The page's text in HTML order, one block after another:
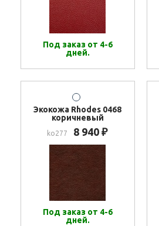
Под заказ от 4-6
дней.
Экокожа Rhodes 0468
коричневый
ko277 8 940₽
Под заказ от 4-6
дней.